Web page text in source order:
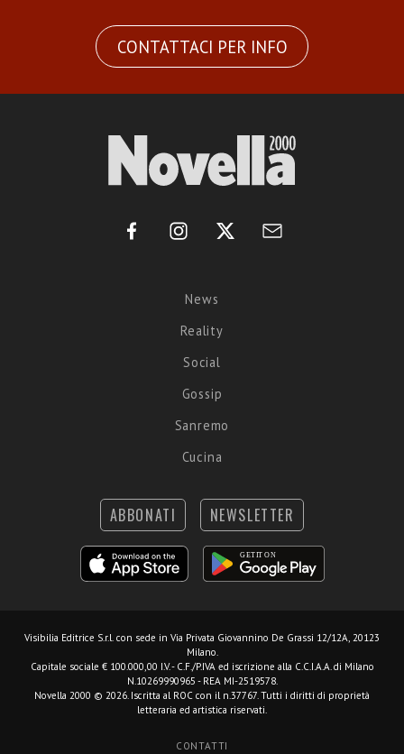
CONTATTACI PER INFO
News
Reality
Social
Gossip
Sanremo
Cucina
ABBONATI NEWSLETTER
Visibilia Editrice S.r.l. con sede in Via Privata Giovannino De Grassi 12/12A, 20123
Milano.
Capitale sociale € 100.000,00 I.V. - C.F./P.IVA ed iscrizione alla C.C.I.A.A. di Milano
N.10269990965 - REA MI-2519578.
Novella 2000 © 2026. Iscritta al ROC con il n.37767. Tutti i diritti di proprietà
letteraria ed artistica riservati.
CONTATTI